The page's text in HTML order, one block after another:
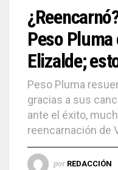
Peso
Elizalde;
Peso Pluma
gracias a sus
ante el éxito,
reencarnación de
por REDACCIÓN